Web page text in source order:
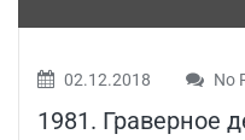
02.12.2018 No
1981. Граверное